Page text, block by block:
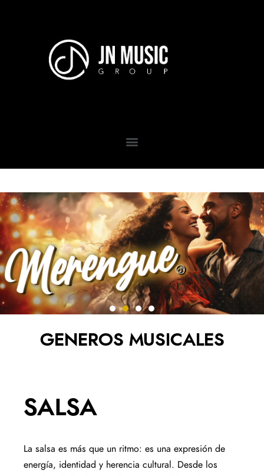
GENEROS MUSICALES
SALSA​
La salsa es más que un ritmo: es una expresión de
energía, identidad y herencia cultural. Desde los